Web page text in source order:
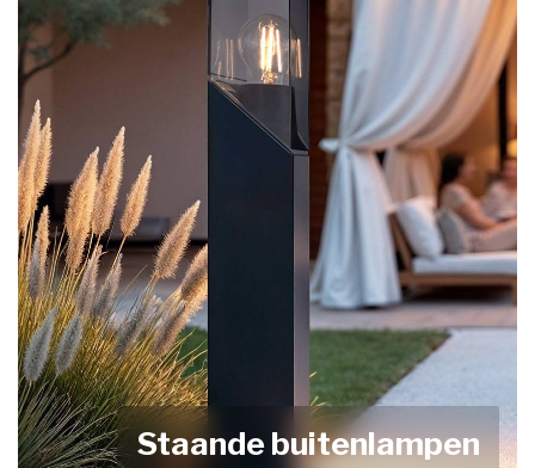
Staande buitenlampen